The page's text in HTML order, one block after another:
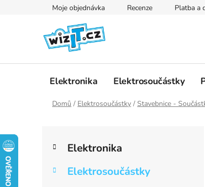
Moje objednávka Recenze Platba a
Elektronika Elektrosoučástky
Domů / Elektrosoučástky / Stavebnice -
Přeskočit
kategorie
K
a
e
Elektronika
Elektrosoučástky